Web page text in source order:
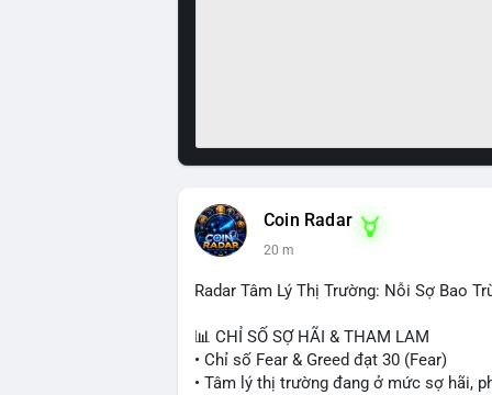
Coin Radar
20 m
Radar Tâm Lý Thị Trường: Nỗi Sợ Bao
📊 CHỈ SỐ SỢ HÃI & THAM LAM
• Chỉ số Fear & Greed đạt 30 (Fear)
• Tâm lý thị trường đang ở mức sợ hãi,